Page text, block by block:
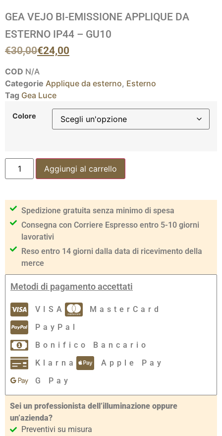
GEA VEJO BI-EMISSIONE APPLIQUE DA
ESTERNO IP44 – GU10
€30,00€24,00
COD N/A
Categorie Applique da esterno, Esterno
Tag Gea Luce
Colore
Aggiungi al carrello
Spedizione gratuita senza minimo di spesa
Consegna con Corriere Espresso entro 5-10 giorni
lavorativi
Reso entro 14 giorni dalla data di ricevimento della
merce
Metodi di pagamento accettati
VISA
MasterCard
PayPal
Bonifico Bancario
Klarna
Apple Pay
G Pay
Sei un professionista dell’illuminazione oppure
un’azienda?
Preventivi su misura